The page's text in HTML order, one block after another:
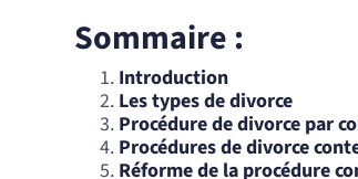
Sommaire :
Introduction
Les types de divorce
Procédure de divorce par
Procédures de divorce
Réforme de la procédure